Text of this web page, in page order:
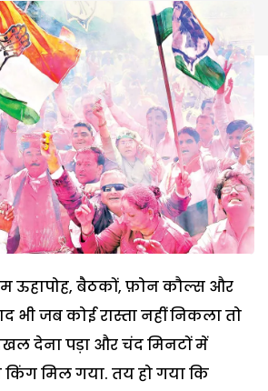
ऊहापोह, बैठकों, फ़ोन कौल्स और
भी जब कोई रास्ता नहीं निकला तो
देना पड़ा और चंद मिनटों में
मिल गया. तय हो गया कि